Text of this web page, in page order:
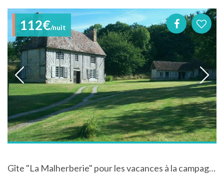
112€/nuit
Gîte "La Malherberie" pour les vacances à la campagne dans le Calvados